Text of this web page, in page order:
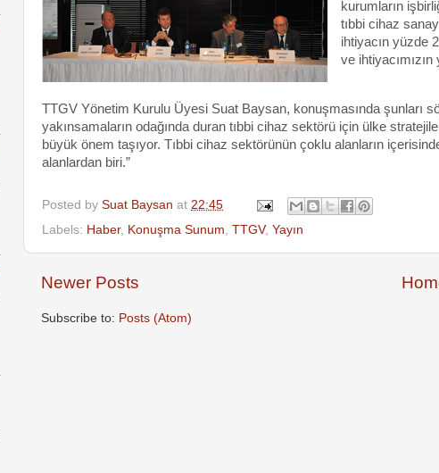
kurumların
tıbbi cihaz
ihtiyacın yüzde
ve
TTGV Yönetim Kurulu Üyesi Suat Baysan, konuşmasında şunları
yakınsamaların odağında duran tıbbi cihaz sektörü için ülke
büyük önem taşıyor. Tıbbi cihaz sektörünün çoklu alanların
alanlardan biri.”
Posted by Suat Baysan at 22:45
Labels: Haber, Konuşma Sunum TTGV, Yayın
Newer Posts
Subscribe to: Posts (Atom)